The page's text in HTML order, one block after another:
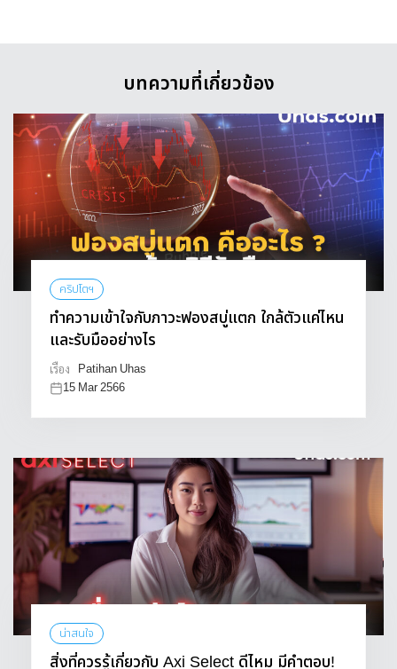
บทความที่เกี่ยวข้อง
คริปโตฯ
ทำความเข้าใจกับภาวะฟองสบู่แตก ใกล้ตัวแค่ไหน
และรับมืออย่างไร
เรื่อง
Patihan Uhas
15 Mar 2566
น่าสนใจ
สิ่งที่ควรรู้เกี่ยวกับ Axi Select ดีไหม มีคำตอบ!